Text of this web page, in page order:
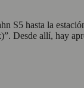
S5 hasta la
Desde allí, hay